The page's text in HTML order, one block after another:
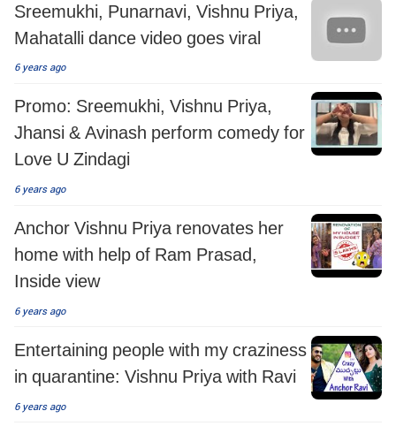
Sreemukhi, Punarnavi, Vishnu Priya,
Mahatalli dance video goes viral
6 years ago
Promo: Sreemukhi, Vishnu Priya,
Jhansi & Avinash perform comedy for
Love U Zindagi
6 years ago
Anchor Vishnu Priya renovates her
home with help of Ram Prasad,
Inside view
6 years ago
Entertaining people with my craziness
in quarantine: Vishnu Priya with Ravi
6 years ago